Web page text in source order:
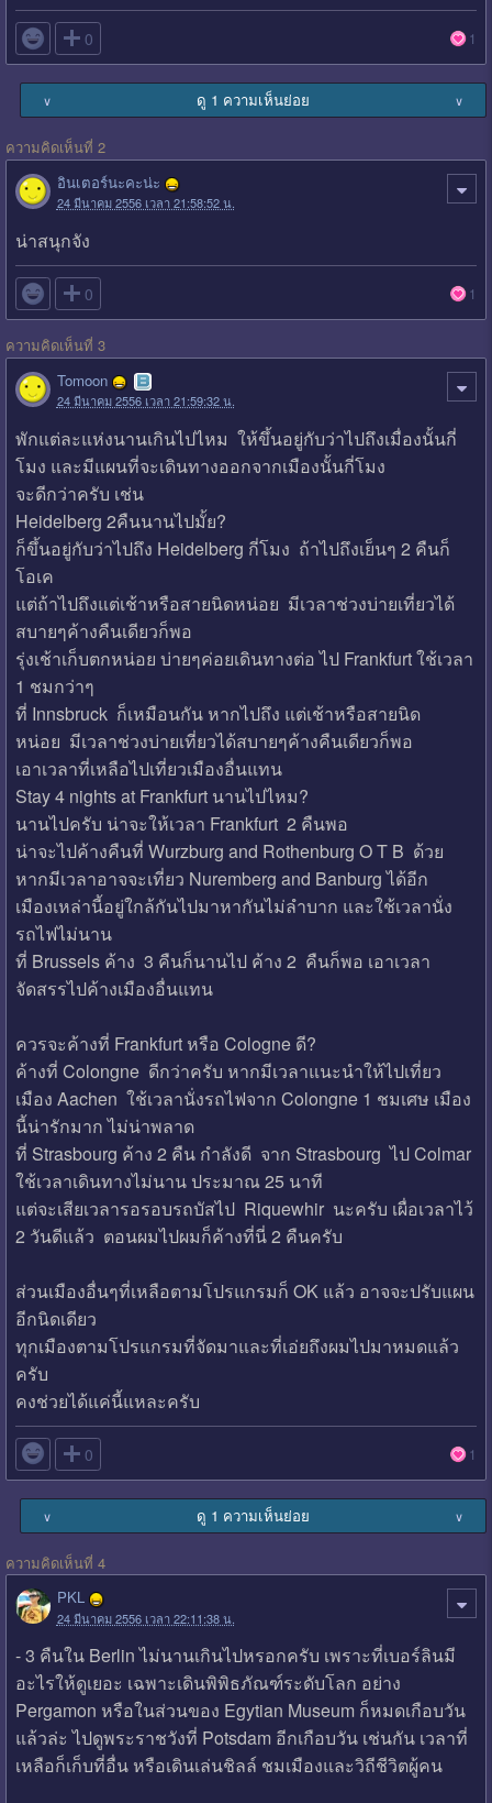
 0 1
∨ ดู 1 ความเห็นย่อย ∨
ความคิดเห็นที่ 2
อินเตอร์นะคะน่ะ
24 มีนาคม 2556 เวลา 21:58:52 น.
น่าสนุกจัง
 0 1
ความคิดเห็นที่ 3
Tomoon
24 มีนาคม 2556 เวลา 21:59:32 น.
พักแต่ละแห่งนานเกินไปไหม ให้ขึ้นอยู่กับว่าไปถึงเมื่องนั้นกี่
โมง และมีแผนที่จะเดินทางออกจากเมืองนั้นกี่โมง
จะดีกว่าครับ เช่น
Heidelberg 2คืนนานไปมั้ย?
ก็ขึ้นอยู่กับว่าไปถึง Heidelberg กี่โมง ถ้าไปถึงเย็นๆ 2 คืนก็
โอเค
แต่ถ้าไปถึงแต่เช้าหรือสายนิดหน่อย มีเวลาช่วงบ่ายเที่ยวได้
สบายๆค้างคืนเดียวก็พอ
รุ่งเช้าเก็บตกหน่อย บ่ายๆค่อยเดินทางต่อ ไป Frankfurt ใช้เวลา
1 ชมกว่าๆ
ที่ Innsbruck ก็เหมือนกัน หากไปถึง แต่เช้าหรือสายนิด
หน่อย มีเวลาช่วงบ่ายเที่ยวได้สบายๆค้างคืนเดียวก็พอ
เอาเวลาที่เหลือไปเที่ยวเมืองอื่นแทน
Stay 4 nights at Frankfurt นานไปไหม?
นานไปครับ น่าจะให้เวลา Frankfurt 2 คืนพอ
น่าจะไปค้างคืนที่ Wurzburg and Rothenburg O T B ด้วย
หากมีเวลาอาจจะเที่ยว Nuremberg and Banburg ได้อีก
เมืองเหล่านี้อยู่ใกล้กันไปมาหากันไม่ลำบาก และใช้เวลานั่ง
รถไฟไม่นาน
ที่ Brussels ค้าง 3 คืนก็นานไป ค้าง 2 คืนก็พอ เอาเวลา
จัดสรรไปค้างเมืองอื่นแทน
ควรจะค้างที่ Frankfurt หรือ Cologne ดี?
ค้างที่ Colongne ดีกว่าครับ หากมีเวลาแนะนำให้ไปเที่ยว
เมือง Aachen ใช้เวลานั่งรถไฟจาก Colongne 1 ชมเศษ เมือง
นี้น่ารักมาก ไม่น่าพลาด
ที่ Strasbourg ค้าง 2 คืน กำลังดี จาก Strasbourg ไป Colmar
ใช้เวลาเดินทางไม่นาน ประมาณ 25 นาที
แต่จะเสียเวลารอรอบรถบัสไป Riquewhir นะครับ เผื่อเวลาไว้
2 วันดีแล้ว ตอนผมไปผมก็ค้างที่นี่ 2 คืนครับ
ส่วนเมืองอื่นๆที่เหลือตามโปรแกรมก็ OK แล้ว อาจจะปรับแผน
อีกนิดเดียว
ทุกเมืองตามโปรแกรมที่จัดมาและที่เอ่ยถึงผมไปมาหมดแล้ว
ครับ
คงช่วยได้แค่นี้แหละครับ
 0 1
∨ ดู 1 ความเห็นย่อย ∨
ความคิดเห็นที่ 4
PKL
24 มีนาคม 2556 เวลา 22:11:38 น.
- 3 คืนใน Berlin ไม่นานเกินไปหรอกครับ เพราะที่เบอร์ลินมี
อะไรให้ดูเยอะ เฉพาะเดินพิพิธภัณฑ์ระดับโลก อย่าง
Pergamon หรือในส่วนของ Egytian Museum ก็หมดเกือบวัน
แล้วล่ะ ไปดูพระราชวังที่ Potsdam อีกเกือบวัน เช่นกัน เวลาที่
เหลือก็เก็บที่อื่น หรือเดินเล่นชิลล์ ชมเมืองและวิถีชีวิตผู้คน